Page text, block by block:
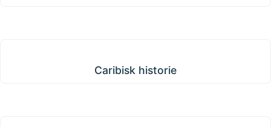
Caribisk historie